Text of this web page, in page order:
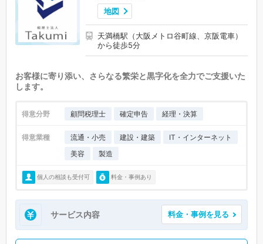
地図
天満橋駅（大阪メトロ谷町線、京阪電車）
から徒歩5分
お客様に寄り添い、さらなる繁栄と黒字化を全力でご支援いた
します。
得意分野 顧問税理士 確定申告 経理・決算
得意業種 流通・小売 建設・建築
IT・インターネット
美容
製造
個人の相談も受付可 料金・事例あり
サービス内容 料金・事例を見る